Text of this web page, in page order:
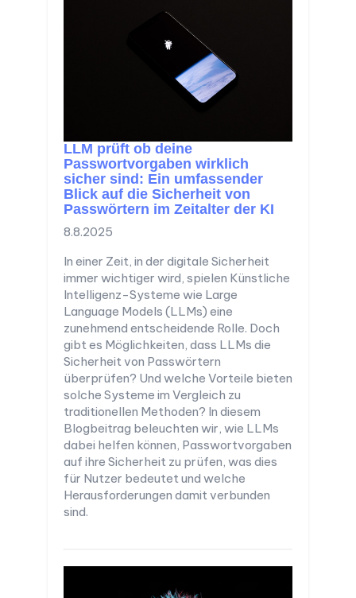
LLM prüft ob deine
Passwortvorgaben wirklich
sicher sind: Ein umfassender
Blick auf die Sicherheit von
Passwörtern im Zeitalter der KI
8.8.2025
In einer Zeit, in der digitale Sicherheit
immer wichtiger wird, spielen Künstliche
Intelligenz-Systeme wie Large
Language Models (LLMs) eine
zunehmend entscheidende Rolle. Doch
gibt es Möglichkeiten, dass LLMs die
Sicherheit von Passwörtern
überprüfen? Und welche Vorteile bieten
solche Systeme im Vergleich zu
traditionellen Methoden? In diesem
Blogbeitrag beleuchten wir, wie LLMs
dabei helfen können, Passwortvorgaben
auf ihre Sicherheit zu prüfen, was dies
für Nutzer bedeutet und welche
Herausforderungen damit verbunden
sind.